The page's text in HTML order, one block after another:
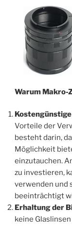
Warum Makro-
Vorteile der
besteht darin,
Möglichkeit
einzutauchen.
zu investieren,
verwenden und
beeinträchtigt
Erhaltung der
keine